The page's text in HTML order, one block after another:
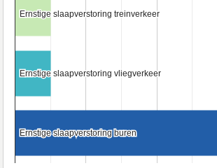
Ernstige slaapverstoring treinverkeer
Ernstige slaapverstoring treinverkeer
Ernstige slaapverstoring vliegverkeer
Ernstige slaapverstoring vliegverkeer
Ernstige slaapverstoring buren
Ernstige slaapverstoring buren